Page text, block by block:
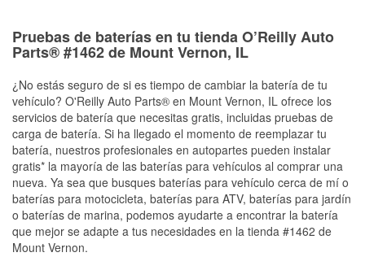
Pruebas de baterías en tu tienda O’Reilly Auto
Parts® #1462 de Mount Vernon, IL
¿No estás seguro de si es tiempo de cambiar la batería de tu
vehículo? O'Reilly Auto Parts® en Mount Vernon, IL ofrece los
servicios de batería que necesitas gratis, incluidas pruebas de
carga de batería. Si ha llegado el momento de reemplazar tu
batería, nuestros profesionales en autopartes pueden instalar
gratis* la mayoría de las baterías para vehículos al comprar una
nueva. Ya sea que busques baterías para vehículo cerca de mí o
baterías para motocicleta, baterías para ATV, baterías para jardín
o baterías de marina, podemos ayudarte a encontrar la batería
que mejor se adapte a tus necesidades en la tienda #1462 de
Mount Vernon.